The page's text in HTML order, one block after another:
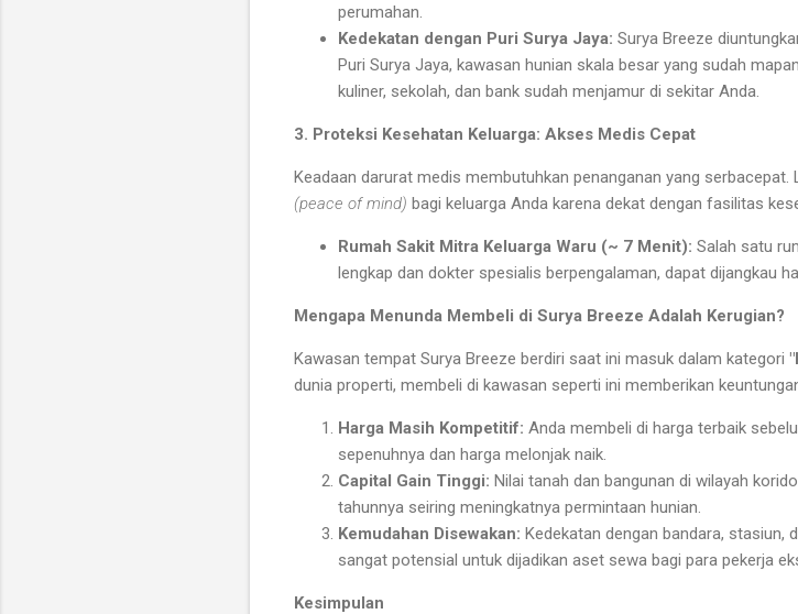
perumahan.
Kedekatan dengan Puri Surya Jaya: Surya Breeze
Puri Surya Jaya, kawasan hunian skala besar yang sudah
kuliner, sekolah, dan bank sudah menjamur di sekitar Anda.
3. Proteksi Kesehatan Keluarga: Akses Medis Cepat
Keadaan darurat medis membutuhkan penanganan yang
(peace of mind) bagi keluarga Anda karena dekat dengan fasilitas
Rumah Sakit Mitra Keluarga Waru (~ 7 Menit): Salah satu
lengkap dan dokter spesialis berpengalaman, dapat dijangkau
Mengapa Menunda Membeli di Surya Breeze Adalah Kerugian?
Kawasan tempat Surya Breeze berdiri saat ini masuk dalam kategori
dunia properti, membeli di kawasan seperti ini memberikan
Harga Masih Kompetitif: Anda membeli di harga terbaik
sepenuhnya dan harga melonjak naik.
Capital Gain Tinggi: Nilai tanah dan bangunan di wilayah
tahunnya seiring meningkatnya permintaan hunian.
Kemudahan Disewakan: Kedekatan dengan bandara, stasiun,
sangat potensial untuk dijadikan aset sewa bagi para pekerja
Kesimpulan